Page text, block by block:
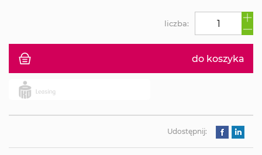
do koszyka
liczba:
Udostępnij: